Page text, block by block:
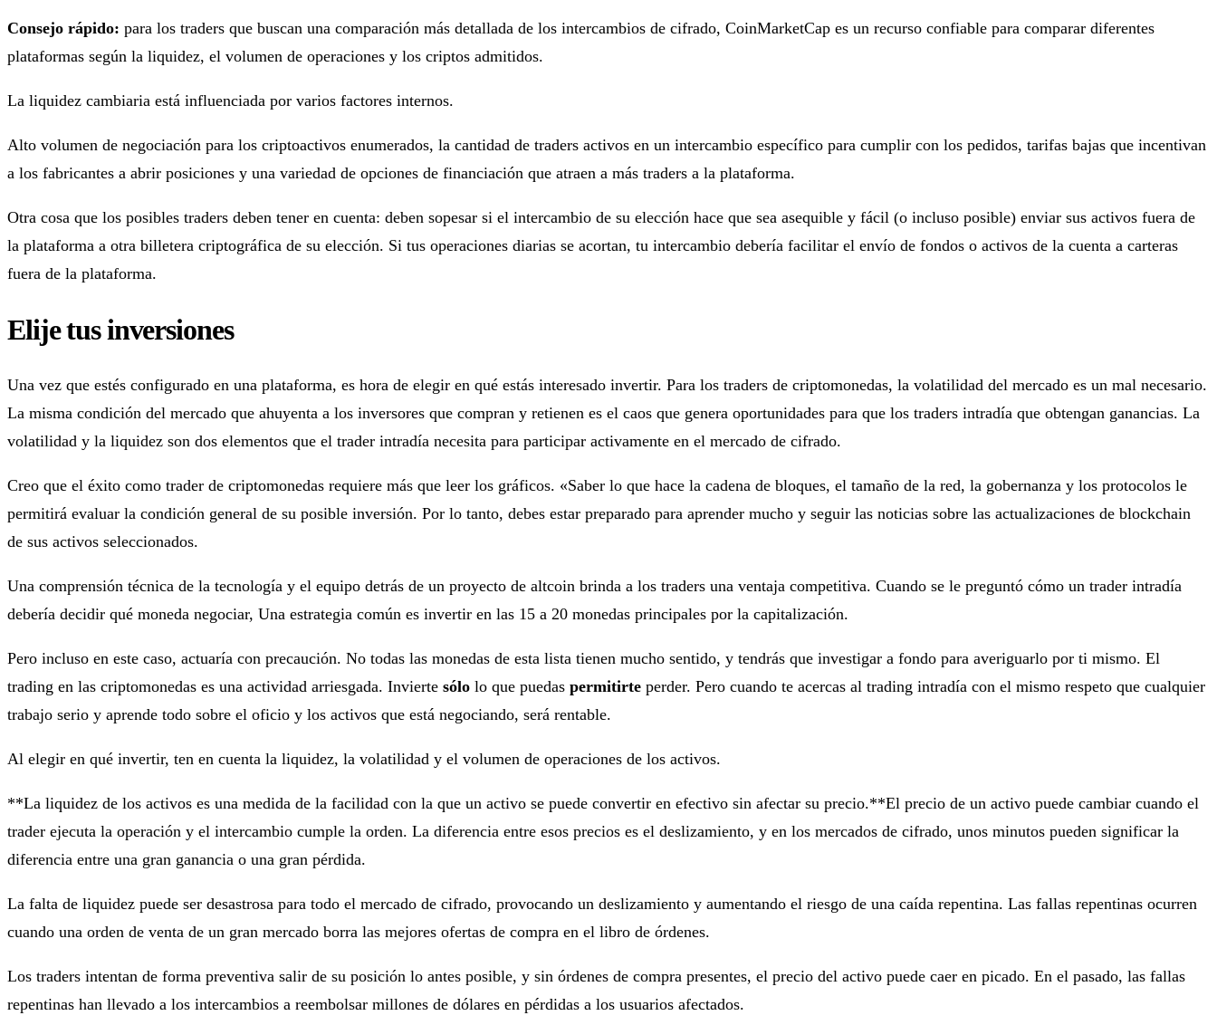
Consejo rápido: para los traders que buscan una comparación más detallada de los intercambios de cifrado, CoinMarketCap es un recurso confiable para comparar diferentes
plataformas según la liquidez, el volumen de operaciones y los criptos admitidos.
La liquidez cambiaria está influenciada por varios factores internos.
Alto volumen de negociación para los criptoactivos enumerados, la cantidad de traders activos en un intercambio específico para cumplir con los pedidos, tarifas bajas que incentivan
a los fabricantes a abrir posiciones y una variedad de opciones de financiación que atraen a más traders a la plataforma.
Otra cosa que los posibles traders deben tener en cuenta: deben sopesar si el intercambio de su elección hace que sea asequible y fácil (o incluso posible) enviar sus activos fuera de
la plataforma a otra billetera criptográfica de su elección. Si tus operaciones diarias se acortan, tu intercambio debería facilitar el envío de fondos o activos de la cuenta a carteras
fuera de la plataforma.
Elije tus inversiones
Una vez que estés configurado en una plataforma, es hora de elegir en qué estás interesado invertir. Para los traders de criptomonedas, la volatilidad del mercado es un mal necesario.
La misma condición del mercado que ahuyenta a los inversores que compran y retienen es el caos que genera oportunidades para que los traders intradía que obtengan ganancias. La
volatilidad y la liquidez son dos elementos que el trader intradía necesita para participar activamente en el mercado de cifrado.
Creo que el éxito como trader de criptomonedas requiere más que leer los gráficos. «Saber lo que hace la cadena de bloques, el tamaño de la red, la gobernanza y los protocolos le
permitirá evaluar la condición general de su posible inversión. Por lo tanto, debes estar preparado para aprender mucho y seguir las noticias sobre las actualizaciones de blockchain
de sus activos seleccionados.
Una comprensión técnica de la tecnología y el equipo detrás de un proyecto de altcoin brinda a los traders una ventaja competitiva. Cuando se le preguntó cómo un trader intradía
debería decidir qué moneda negociar, Una estrategia común es invertir en las 15 a 20 monedas principales por la capitalización.
Pero incluso en este caso, actuaría con precaución. No todas las monedas de esta lista tienen mucho sentido, y tendrás que investigar a fondo para averiguarlo por ti mismo. El
trading en las criptomonedas es una actividad arriesgada. Invierte sólo lo que puedas permitirte perder. Pero cuando te acercas al trading intradía con el mismo respeto que cualquier
trabajo serio y aprende todo sobre el oficio y los activos que está negociando, será rentable.
Al elegir en qué invertir, ten en cuenta la liquidez, la volatilidad y el volumen de operaciones de los activos.
**La liquidez de los activos es una medida de la facilidad con la que un activo se puede convertir en efectivo sin afectar su precio.**El precio de un activo puede cambiar cuando el
trader ejecuta la operación y el intercambio cumple la orden. La diferencia entre esos precios es el deslizamiento, y en los mercados de cifrado, unos minutos pueden significar la
diferencia entre una gran ganancia o una gran pérdida.
La falta de liquidez puede ser desastrosa para todo el mercado de cifrado, provocando un deslizamiento y aumentando el riesgo de una caída repentina. Las fallas repentinas ocurren
cuando una orden de venta de un gran mercado borra las mejores ofertas de compra en el libro de órdenes.
Los traders intentan de forma preventiva salir de su posición lo antes posible, y sin órdenes de compra presentes, el precio del activo puede caer en picado. En el pasado, las fallas
repentinas han llevado a los intercambios a reembolsar millones de dólares en pérdidas a los usuarios afectados.